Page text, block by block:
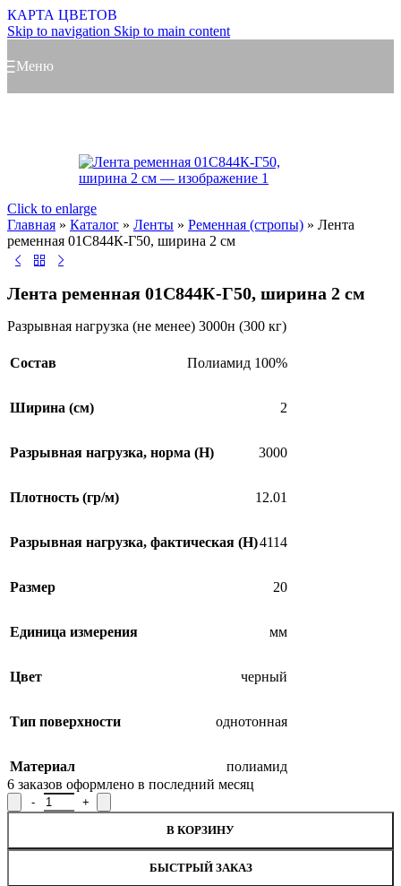
КАРТА ЦВЕТОВ
Skip to navigation Skip to main content
Меню
Click to enlarge
Главная » Каталог » Ленты » Ременная (стропы) » Лента
ременная 01С844К-Г50, ширина 2 см
Лента ременная 01С844К-Г50, ширина 2 см
Разрывная нагрузка (не менее) 3000н (300 кг)
Состав Полиамид 100%
Ширина (см) 2
Разрывная нагрузка, норма (H) 3000
Плотность (гр/м) 12.01
Разрывная нагрузка, фактическая (H)4114
Размер 20
Единица измерения мм
Цвет черный
Тип поверхности однотонная
Материал
полиамид
6 заказов оформлено в последний месяц
Количество товара Лента ременная 01С844К-Г50, ширина 2 см
В КОРЗИНУ
БЫСТРЫЙ ЗАКАЗ